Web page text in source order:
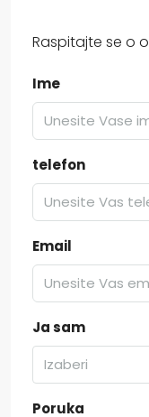
Raspitajte se o
Ime
telefon
Email
Ja sam
Izaberi
Poruka